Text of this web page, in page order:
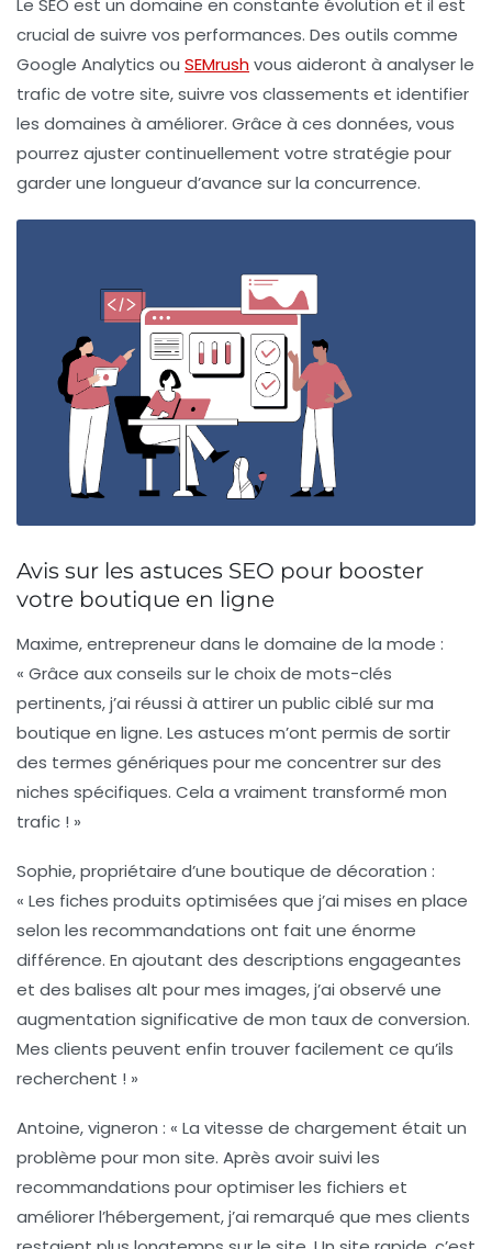
Le SEO est un domaine en constante évolution et il est
crucial de suivre vos performances. Des outils comme
Google Analytics ou SEMrushvous aideront à analyser le
trafic de votre site, suivre vos classements et identifier
les domaines à améliorer. Grâce à ces données, vous
pourrez ajuster continuellement votre stratégie pour
garder une longueur d’avance sur la concurrence.
Avis sur les astuces SEO pour booster
votre boutique en ligne
Maxime, entrepreneur dans le domaine de la mode :
« Grâce aux conseils sur le choix de mots-clés
pertinents, j’ai réussi à attirer un public ciblé sur ma
boutique en ligne. Les astuces m’ont permis de sortir
des termes génériques pour me concentrer sur des
niches spécifiques. Cela a vraiment transformé mon
trafic ! »
Sophie, propriétaire d’une boutique de décoration :
« Les fiches produits optimisées que j’ai mises en place
selon les recommandations ont fait une énorme
différence. En ajoutant des descriptions engageantes
et des balises alt pour mes images, j’ai observé une
augmentation significative de mon taux de conversion.
Mes clients peuvent enfin trouver facilement ce qu’ils
recherchent ! »
Antoine, vigneron : « La vitesse de chargement était un
problème pour mon site. Après avoir suivi les
recommandations pour optimiser les fichiers et
améliorer l’hébergement, j’ai remarqué que mes clients